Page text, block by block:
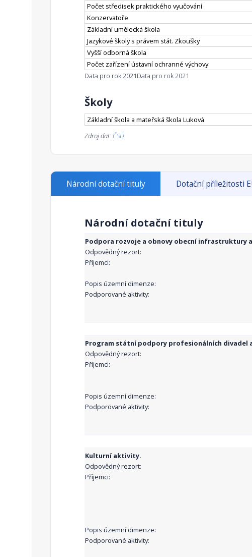
Počet středisek praktického vyučování
Konzervatoře
Základní umělecká škola
Jazykové školy s právem stát. Zkoušky
Vyšší odborná škola
Počet zařízení ústavní ochranné výchovy
Data pro rok 2021Data pro rok 2021
Školy
Základní škola a mateřská škola Luková
Zdroj dat: ČSÚ
Národní dotační tituly Dotační příležitosti
Národní dotační tituly
Podpora rozvoje a obnovy obecní infrastruktury
Odpovědný rezort:
Příjemci:
Popis územní dimenze:
Podporované aktivity:
Program státní podpory profesionálních divadel
Odpovědný rezort:
Příjemci:
Popis územní dimenze:
Podporované aktivity:
Kulturní aktivity.
Odpovědný rezort:
Příjemci:
Popis územní dimenze:
Podporované aktivity: